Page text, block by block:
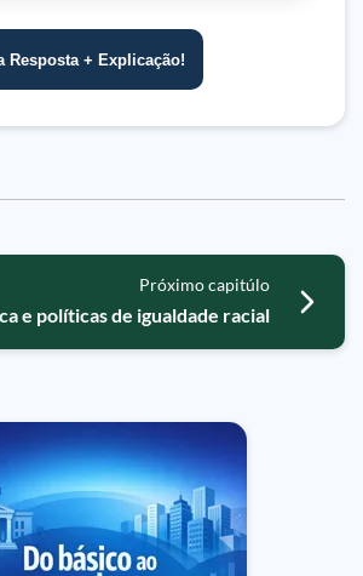
Resposta + Explicação!
Próximo capitúlo
e políticas de igualdade racial